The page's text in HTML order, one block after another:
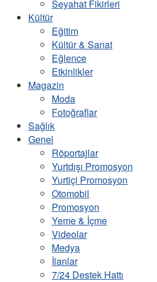
Seyahat Fikirleri
Kültür
Eğitim
Kültür & Sanat
Eğlence
Etkinlikler
Magazin
Moda
Fotoğraflar
Sağlık
Genel
Röportajlar
Yurtdışı Promosyon
Yurtiçi Promosyon
Otomobil
Promosyon
Yeme & İçme
Videolar
Medya
İlanlar
7/24 Destek Hattı